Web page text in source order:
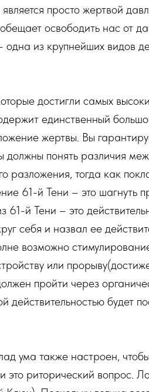
просто жертвой
освободить нас от
из крупнейших видов
достигли самых
единственный
жертвы. Вы
должны понять различия
разложения, тогда как
61-й Тени – это шагнуть
61-й Тени – это
себя и назвал ее
возможно
или
пройти через
действительностью будет
ума также настроен,
это риторический вопрос.